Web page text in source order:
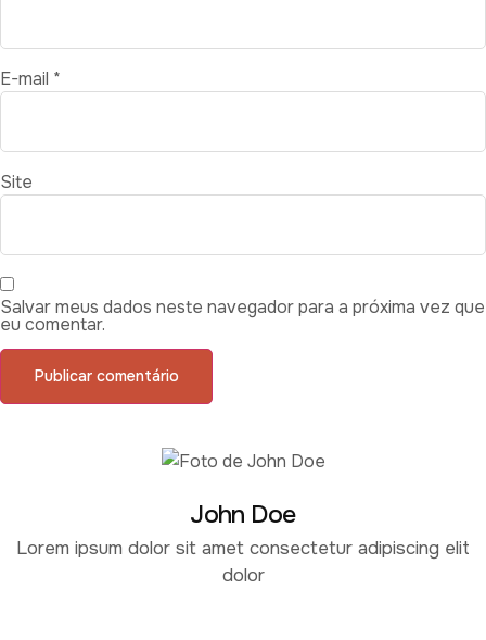
E-mail *
Site
Salvar meus dados neste navegador para a próxima vez que
eu comentar.
John Doe
Lorem ipsum dolor sit amet consectetur adipiscing elit
dolor